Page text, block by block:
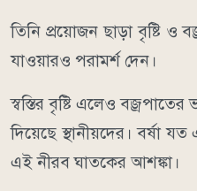
তিনি প্রয়োজন ছাড়া বৃষ্টি ও
যাওয়ারও পরামর্শ দেন।
স্বস্তির বৃষ্টি এলেও
দিয়েছে স্থানীয়দের। বর্ষা
এই নীরব ঘাতকের আশঙ্কা।